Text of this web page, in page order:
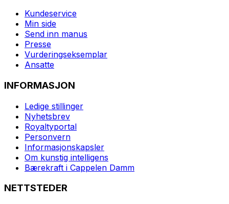
Kundeservice
Min side
Send inn manus
Presse
Vurderingseksemplar
Ansatte
INFORMASJON
Ledige stillinger
Nyhetsbrev
Royaltyportal
Personvern
Informasjonskapsler
Om kunstig intelligens
Bærekraft i Cappelen Damm
NETTSTEDER